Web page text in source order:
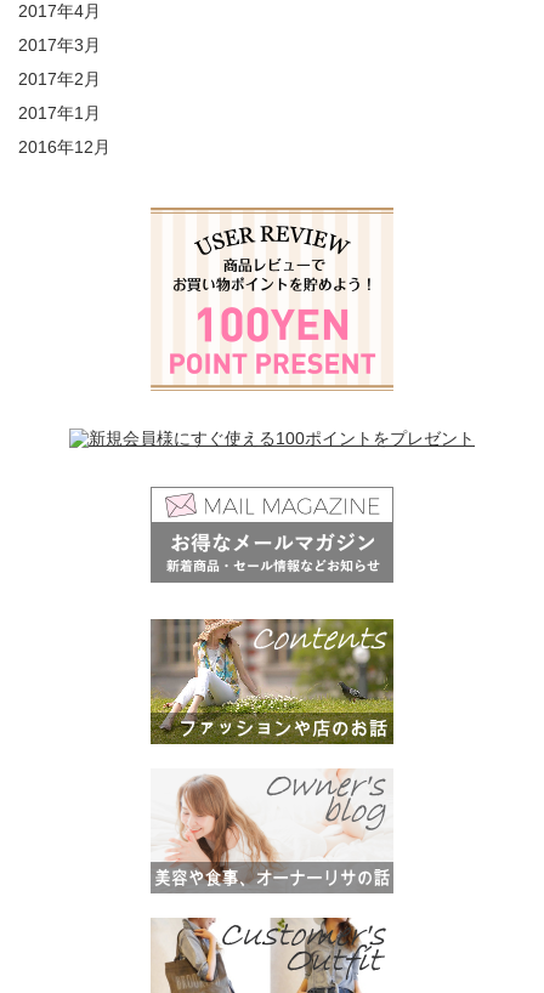
2017年4月
2017年3月
2017年2月
2017年1月
2016年12月